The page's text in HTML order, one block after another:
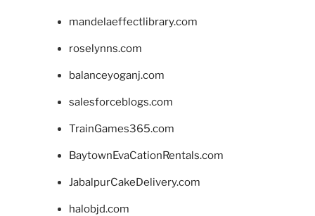
mandelaeffectlibrary.com
roselynns.com
balanceyoganj.com
salesforceblogs.com
TrainGames365.com
BaytownEvaCationRentals.com
JabalpurCakeDelivery.com
halobjd.com